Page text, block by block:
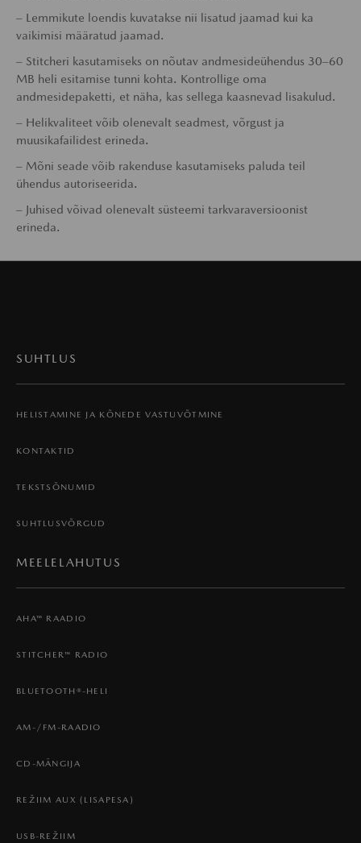
– Lemmikute loendis kuvatakse nii lisatud jaamad kui ka
vaikimisi määratud jaamad.
– Stitcheri kasutamiseks on nõutav andmesideühendus 30–60
MB heli esitamise tunni kohta. Kontrollige oma
andmesidepaketti, et näha, kas sellega kaasnevad lisakulud.
– Helikvaliteet võib olenevalt seadmest, võrgust ja
muusikafailidest erineda.
– Mõni seade võib rakenduse kasutamiseks paluda teil
ühendus autoriseerida.
– Juhised võivad olenevalt süsteemi tarkvaraversioonist
erineda.
SUHTLUS
HELISTAMINE JA KÕNEDE VASTUVÕTMINE
KONTAKTID
TEKSTSÕNUMID
SUHTLUSVÕRGUD
MEELELAHUTUS
AHA™ RAADIO
STITCHER™ RADIO
BLUETOOTH®-HELI
AM-/FM-RAADIO
CD-MÄNGIJA
REŽIIM AUX (LISAPESA)
USB-REŽIIM